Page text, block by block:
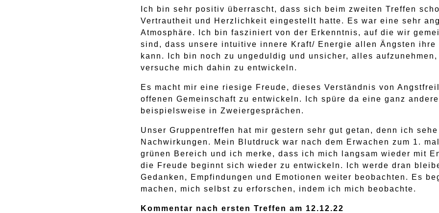
Ich bin sehr positiv überrascht, dass sich beim zweiten Treffen
Vertrautheit und Herzlichkeit eingestellt hatte. Es war eine sehr
Atmosphäre. Ich bin fasziniert von der Erkenntnis, auf die wir
sind, dass unsere intuitive innere Kraft/ Energie allen Ängsten ihre
kann. Ich bin noch zu ungeduldig und unsicher, alles
versuche mich dahin zu entwickeln.
Es macht mir eine riesige Freude, dieses Verständnis von
offenen Gemeinschaft zu entwickeln. Ich spüre da eine ganz
beispielsweise in Zweiergesprächen.
Unser Gruppentreffen hat mir gestern sehr gut getan, denn ich
Nachwirkungen. Mein Blutdruck war nach dem Erwachen zum 1.
grünen Bereich und ich merke, dass ich mich langsam wieder mit
die Freude beginnt sich wieder zu entwickeln. Ich werde dran
Gedanken, Empfindungen und Emotionen weiter beobachten. Es
machen, mich selbst zu erforschen, indem ich mich beobachte.
Kommentar nach ersten Treffen am 12.12.22